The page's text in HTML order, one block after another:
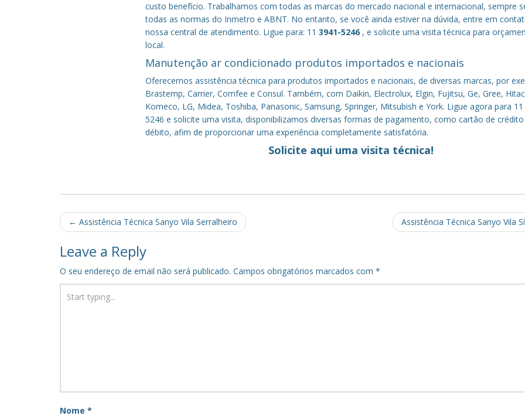
custo benefício. Trabalhamos com todas as marcas do mercado nacional e internacional, sempre
todas as normas do Inmetro e ABNT. No entanto, se você ainda estiver na dúvida, entre em
nossa central de atendimento. Ligue para: 113941-5246 , e solicite uma visita técnica para
local.
Manutenção ar condicionado produtos importados e nacionais
Oferecemos assistência técnica para produtos importados e nacionais, de diversas marcas, por
Brastemp, Carrier, Comfee e Consul. Também, com Daikin, Electrolux, Elgin, Fujitsu, Ge, Gree,
Komeco, LG, Midea, Toshiba, Panasonic, Samsung, Springer, Mitsubish e York. Ligue agora para
5246 e solicite uma visita, disponibilizamos diversas formas de pagamento, como cartão de crédito
débito, afim de proporcionar uma experiência completamente satisfatória.
Solicite aqui uma visita técnica!
Post
navigation
← Assistência Técnica Sanyo Vila Serralheiro Assistência Técnica Sanyo Vila
Leave a Reply
O seu endereço de email não será publicado. Campos obrigatórios marcados com *
Nome *